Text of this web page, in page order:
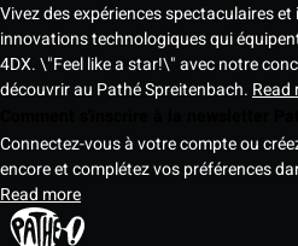
Vivez des expériences spectaculaires
innovations technologiques qui
4DX. \"Feel like a star!\" avec notre
découvrir au Pathé Spreitenbach. Read
Connectez-vous à votre compte ou
encore et complétez vos préférences
Read more